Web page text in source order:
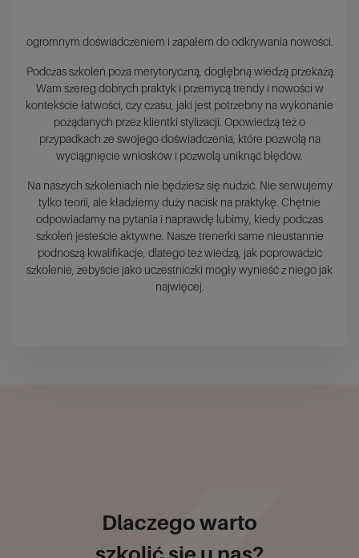
ogromnym doświadczeniem i zapałem do odkrywania nowości.
Podczas szkoleń poza merytoryczną, dogłębną wiedzą przekażą
Wam szereg dobrych praktyk i przemycą trendy i nowości w
kontekście łatwości, czy czasu, jaki jest potrzebny na wykonanie
pożądanych przez klientki stylizacji. Opowiedzą też o
przypadkach ze swojego doświadczenia, które pozwolą na
wyciągnięcie wniosków i pozwolą uniknąć błędów.
Na naszych szkoleniach nie będziesz się nudzić. Nie serwujemy
tylko teorii, ale kładziemy duży nacisk na praktykę. Chętnie
odpowiadamy na pytania i naprawdę lubimy, kiedy podczas
szkoleń jesteście aktywne. Nasze trenerki same nieustannie
podnoszą kwalifikacje, dlatego też wiedzą, jak poprowadzić
szkolenie, żebyście jako uczestniczki mogły wynieść z niego jak
najwięcej.
Dlaczego warto